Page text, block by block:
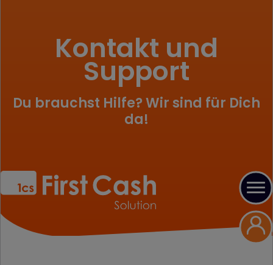
Kontakt und
Support
Du brauchst Hilfe? Wir sind für Dich
da!